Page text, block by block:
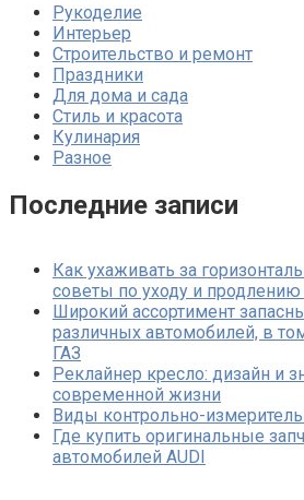
Рукоделие
Интерьер
Строительство и ремонт
Праздники
Для дома и сада
Стиль и красота
Кулинария
Разное
Последние записи
Как ухаживать за
советы по уходу и
Широкий ассортимент
различных автомобилей, в
ГАЗ
Реклайнер кресло: дизайн и
современной жизни
Виды контрольно-
Где купить оригинальные
автомобилей AUDI